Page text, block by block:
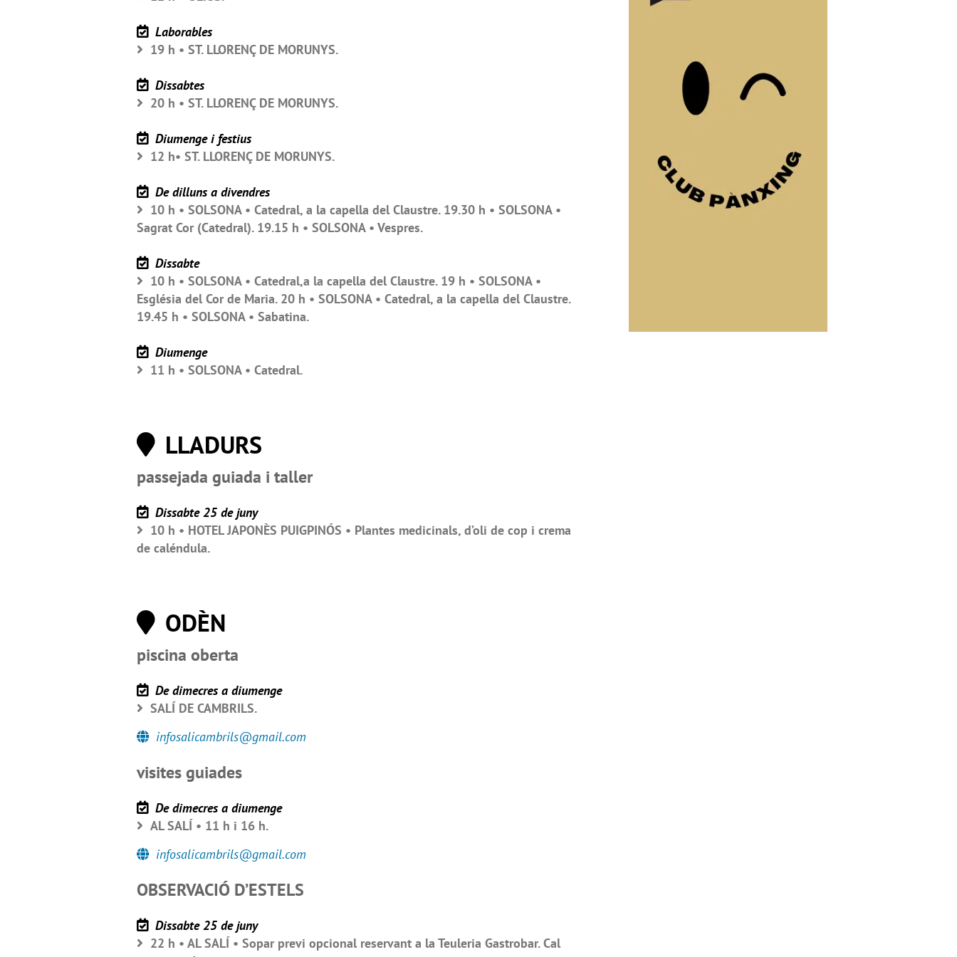
Laborables
19 h • ST. LLORENÇ DE MORUNYS.
Dissabtes
20 h • ST. LLORENÇ DE MORUNYS.
Diumenge i festius
12 h• ST. LLORENÇ DE MORUNYS.
De dilluns a divendres
10 h • SOLSONA • Catedral, a la capella del Claustre. 19.30 h • SOLSONA •
Sagrat Cor (Catedral). 19.15 h • SOLSONA • Vespres.
Dissabte
10 h • SOLSONA • Catedral,a la capella del Claustre. 19 h • SOLSONA •
Església del Cor de Maria. 20 h • SOLSONA • Catedral, a la capella del Claustre.
19.45 h • SOLSONA • Sabatina.
Diumenge
11 h • SOLSONA • Catedral.
LLADURS
passejada guiada i taller
Dissabte 25 de juny
10 h • HOTEL JAPONÈS PUIGPINÓS • Plantes medicinals, d’oli de cop i crema
de caléndula.
ODÈN
piscina oberta
De dimecres a diumenge
SALÍ DE CAMBRILS.
infosalicambrils@gmail.com
visites guiades
De dimecres a diumenge
AL SALÍ • 11 h i 16 h.
infosalicambrils@gmail.com
OBSERVACIÓ D’ESTELS
Dissabte 25 de juny
22 h • AL SALÍ • Sopar previ opcional reservant a la Teuleria Gastrobar. Cal